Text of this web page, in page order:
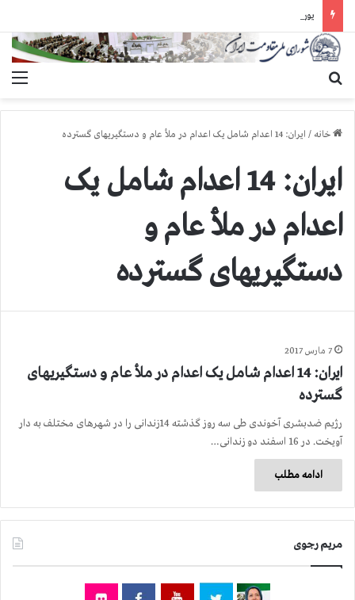
خانه / ایران: 14 اعدام شامل یک اعدام در ملأ عام و دستگیریهای گسترده
ایران: 14 اعدام شامل یک
اعدام در ملأ عام و
دستگیریهای گسترده
7 مارس 2017
ایران: 14 اعدام شامل یک اعدام در ملأ عام و دستگیریهای
گسترده
رژیم ضدبشری آخوندی طی سه روز گذشته 14زندانی را در شهرهای مختلف به دار
آویخت. در 16 اسفند دو زندانی…
ادامه مطلب
مریم رجوی